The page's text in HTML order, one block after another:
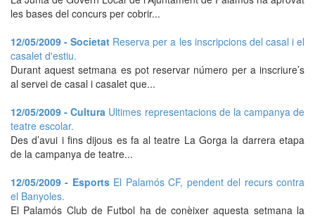
les bases del concurs per cobrir...
12/05/2009 - Societat Reserva per a les inscripcions del casal i el
casalet d'estiu.
Durant aquest setmana es pot reservar número per a inscriure’s
al servei de casal i casalet que...
12/05/2009 - Cultura Ultimes representacions de la campanya de
teatre escolar.
Des d’avui i fins dijous es fa al teatre La Gorga la darrera etapa
de la campanya de teatre...
12/05/2009 - Esports El Palamós CF, pendent del recurs contra
el Banyoles.
El Palamós Club de Futbol ha de conèixer aquesta setmana la